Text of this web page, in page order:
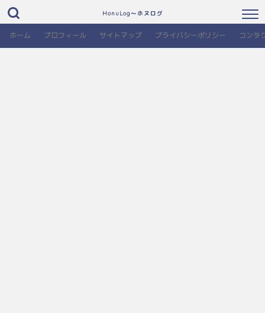
HonuLog～ホヌログ
ホーム プロフィール サイトマップ プライバシーポリシー コンタ